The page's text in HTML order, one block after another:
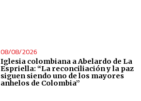
08/08/2026
Iglesia colombiana a Abelardo de La
Espriella: “La reconciliación y la paz
siguen siendo uno de los mayores
anhelos de Colombia”